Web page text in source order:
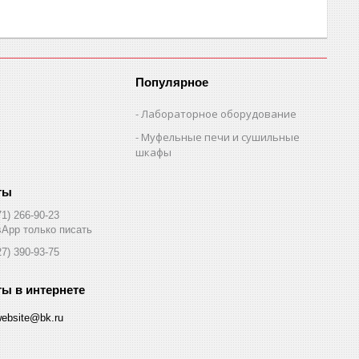
Популярное
Лабораторное оборудование
Муфельные печи и сушильные
шкафы
266-90-23
только писать
390-93-75